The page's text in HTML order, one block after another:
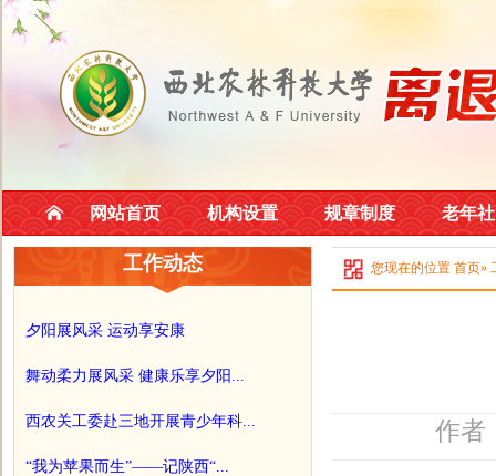
网站首页 机构设置 规章制度 老年
工作动态
夕阳展风采 运动享安康
舞动柔力展风采 健康乐享夕阳...
西农关工委赴三地开展青少年科...
“我为苹果而生”——记陕西“...
您现在的位置 首页»
作